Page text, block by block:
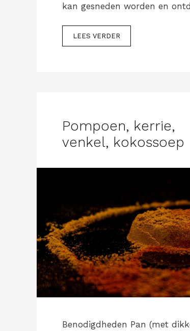
kan gesneden worden en
LEES VERDER
Pompoen, kerrie,
venkel, kokossoep
Benodigdheden Pan (met